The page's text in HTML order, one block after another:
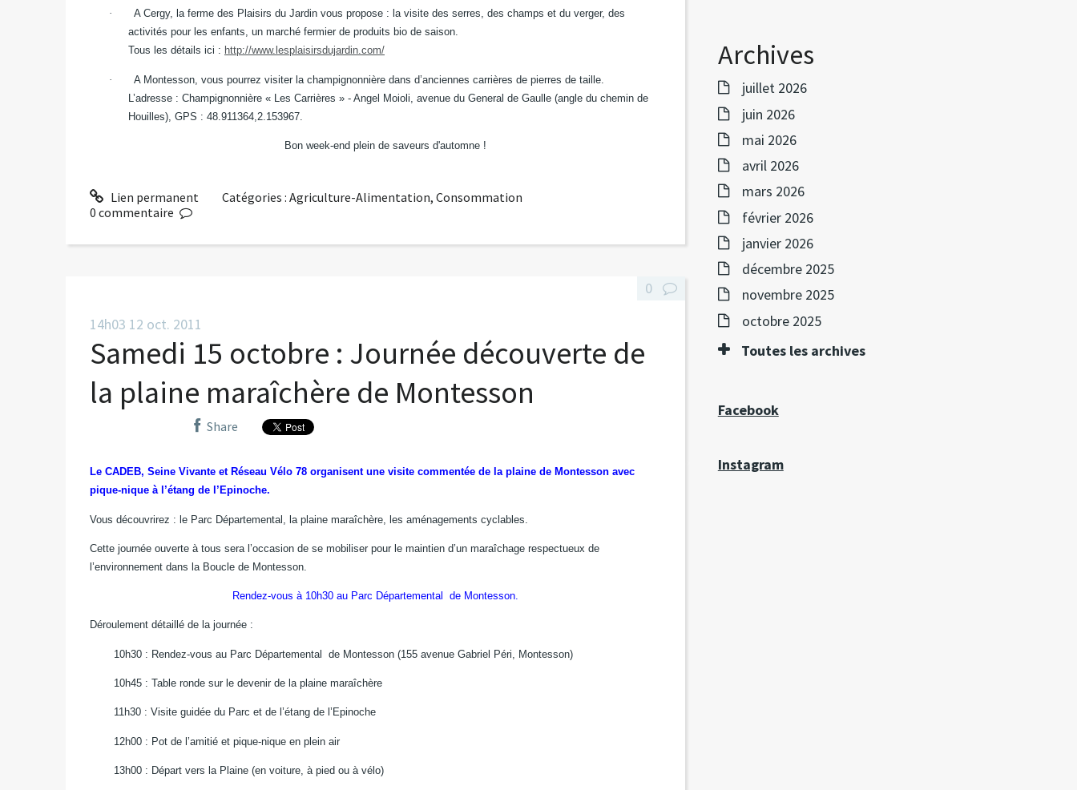
·
A Cergy, la ferme des Plaisirs du Jardin vous propose : la visite des serres, des champs et du verger, des
activités pour les enfants, un marché fermier de produits bio de saison.
Tous les détails ici : http://www.lesplaisirsdujardin.com/
·
A Montesson, vous pourrez visiter la champignonnière dans d’anciennes carrières de pierres de taille.
L’adresse : Champignonnière « Les Carrières » - Angel Moioli, avenue du General de Gaulle (angle du chemin de
Houilles), GPS : 48.911364,2.153967.
Bon week-end plein de saveurs d'automne !
Lien permanent Catégories :Agriculture-Alimentation,Consommation
0 commentaire
14h03 12 oct. 2011
Samedi 15 octobre : Journée découverte de
la plaine maraîchère de Montesson
Share
Le CADEB, Seine Vivante et Réseau Vélo 78 organisent une visite commentée de la plaine de Montesson avec
pique-nique à l’étang de l’Epinoche.
Vous découvrirez : le Parc Départemental, la plaine maraîchère, les aménagements cyclables.
Cette journée ouverte à tous sera l’occasion de se mobiliser pour le maintien d’un maraîchage respectueux de
l’environnement dans la Boucle de Montesson.
Rendez-vous à 10h30 au Parc Départemental de Montesson.
Déroulement détaillé de la journée :
10h30 : Rendez-vous au Parc Départemental de Montesson (155 avenue Gabriel Péri, Montesson)
10h45 : Table ronde sur le devenir de la plaine maraîchère
11h30 : Visite guidée du Parc et de l’étang de l’Epinoche
12h00 : Pot de l’amitié et pique-nique en plein air
13h00 : Départ vers la Plaine (en voiture, à pied ou à vélo)
0
Archives
juillet 2026
juin 2026
mai 2026
avril 2026
mars 2026
février 2026
janvier 2026
décembre 2025
novembre 2025
octobre 2025
Toutes les archives
Facebook
Instagram